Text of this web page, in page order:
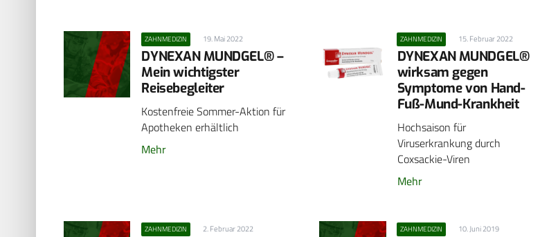
ZAHNMEDIZIN 19. Mai 2022
DYNEXAN MUNDGEL® –
Mein wichtigster
Reisebegleiter
Kostenfreie Sommer-Aktion für
Apotheken erhältlich
Mehr
ZAHNMEDIZIN 15. Februar 2022
DYNEXAN MUNDGEL®
wirksam gegen
Symptome von Hand-
Fuß-Mund-Krankheit
Hochsaison für
Viruserkrankung durch
Coxsackie-Viren
Mehr
ZAHNMEDIZIN 2. Februar 2022 ZAHNMEDIZIN 10. Juni 2019